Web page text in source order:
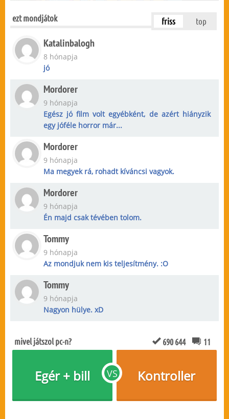
ezt mondjátok friss top
Katalinbalogh
8 hónapja
jó
Mordorer
9 hónapja
Egész jó film volt egyébként, de azért hiányzik
egy jóféle horror már...
Mordorer
9 hónapja
Ma megyek rá, rohadt kíváncsi vagyok.
Mordorer
9 hónapja
Én majd csak tévében tolom.
Tommy
9 hónapja
Az mondjuk nem kis teljesítmény. :O
Tommy
9 hónapja
Nagyon hülye. xD
mivel játszol pc-n? 690 644 11
VS
Egér + bill Kontroller